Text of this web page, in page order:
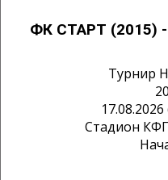
ФК СТАРТ (2015)
Турнир
Стадион